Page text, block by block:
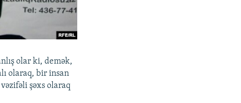
olar ki, demək,
olaraq, bir insan
şəxs olaraq